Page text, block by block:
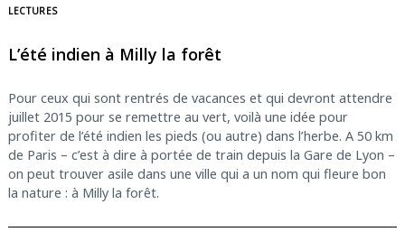
LECTURES
L’été indien à Milly la forêt
Pour ceux qui sont rentrés de vacances et qui devront attendre
juillet 2015 pour se remettre au vert, voilà une idée pour
profiter de l’été indien les pieds (ou autre) dans l’herbe. A 50 km
de Paris – c’est à dire à portée de train depuis la Gare de Lyon –
on peut trouver asile dans une ville qui a un nom qui fleure bon
la nature : à Milly la forêt.